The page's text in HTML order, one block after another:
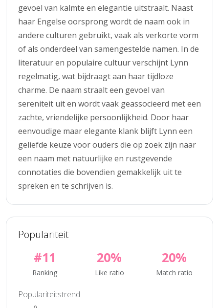
gevoel van kalmte en elegantie uitstraalt. Naast
haar Engelse oorsprong wordt de naam ook in
andere culturen gebruikt, vaak als verkorte vorm
of als onderdeel van samengestelde namen. In de
literatuur en populaire cultuur verschijnt Lynn
regelmatig, wat bijdraagt aan haar tijdloze
charme. De naam straalt een gevoel van
sereniteit uit en wordt vaak geassocieerd met een
zachte, vriendelijke persoonlijkheid. Door haar
eenvoudige maar elegante klank blijft Lynn een
geliefde keuze voor ouders die op zoek zijn naar
een naam met natuurlijke en rustgevende
connotaties die bovendien gemakkelijk uit te
spreken en te schrijven is.
Populariteit
#11
Ranking
20%
Like ratio
20%
Match ratio
Populariteitstrend